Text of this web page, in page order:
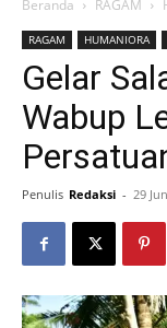
Beranda RAGAM
RAGAM HUMANIORA
Gelar
Wabup
Penulis Redaksi - 29